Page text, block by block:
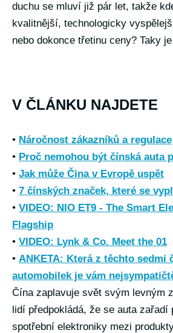
duchu se mluví již pár let, takže
kvalitnější, technologicky
nebo dokonce třetinu ceny? Taky
V ČLÁNKU NAJDETE
• Náročnost zákazníků a regulace
• Proč nemohou být čínská auta
• Jak může Čina v Evropě uspět
• 7 čínských značek, které se
• VIDEO: NIO ET9 - The Smart
Flagship
• VIDEO: Lynk & Co. Meet the 01
• ANKETA: Která z těchto sedmi
automobilek je vám
Čína zaplavuje svět svým levným
lidí předpokládá, že se auta zařadí
spotřební elektroniky mezi